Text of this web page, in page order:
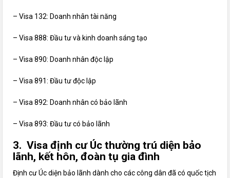
– Visa 132: Doanh nhân tài năng
– Visa 888: Đầu tư và kinh doanh sáng tạo
– Visa 890: Doanh nhân độc lập
– Visa 891: Đầu tư độc lập
– Visa 892: Doanh nhân có bảo lãnh
– Visa 893: Đầu tư có bảo lãnh
3. Visa định cư Úc thường trú diện bảo
lãnh, kết hôn, đoàn tụ gia đình
Định cư Úc diện bảo lãnh dành cho các công dân đã có quốc tịch